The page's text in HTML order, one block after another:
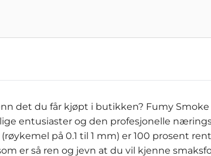
det du får kjøpt i butikken? Fumy
entusiaster og den profesjonelle
på 0.1 til 1 mm) er 100 prosent
er så ren og jevn at du vil kjenne